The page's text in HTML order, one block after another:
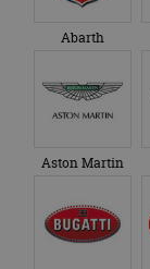
Abarth
Aston Martin